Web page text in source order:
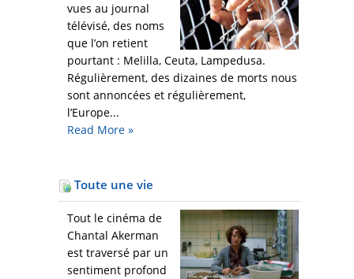
vues au journal
télévisé, des noms
que l’on retient
pourtant : Melilla, Ceuta, Lampedusa.
Régulièrement, des dizaines de morts nous
sont annoncées et régulièrement,
l’Europe...
Read More »
Toute une vie
Tout le cinéma de
Chantal Akerman
est traversé par un
sentiment profond